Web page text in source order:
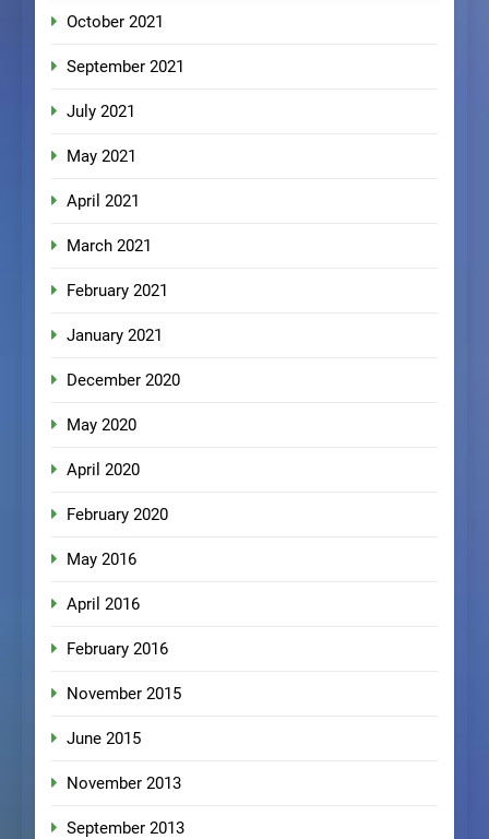
October 2021
September 2021
July 2021
May 2021
April 2021
March 2021
February 2021
January 2021
December 2020
May 2020
April 2020
February 2020
May 2016
April 2016
February 2016
November 2015
June 2015
November 2013
September 2013